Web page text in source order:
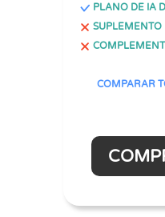
PLANO DE IA
SUPLEMENTO
COMPARAR